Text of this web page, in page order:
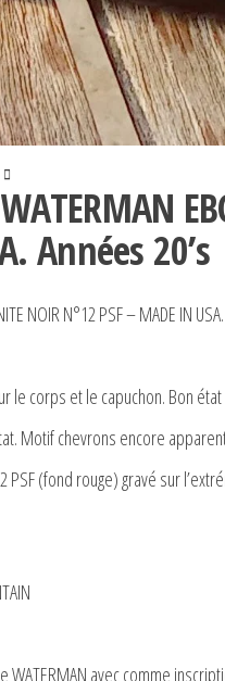
Années 20’s
NOIR N°12 PSF – MADE IN
le corps et le capuchon. Bon
Motif chevrons encore
PSF (fond rouge) gravé sur
avec comme